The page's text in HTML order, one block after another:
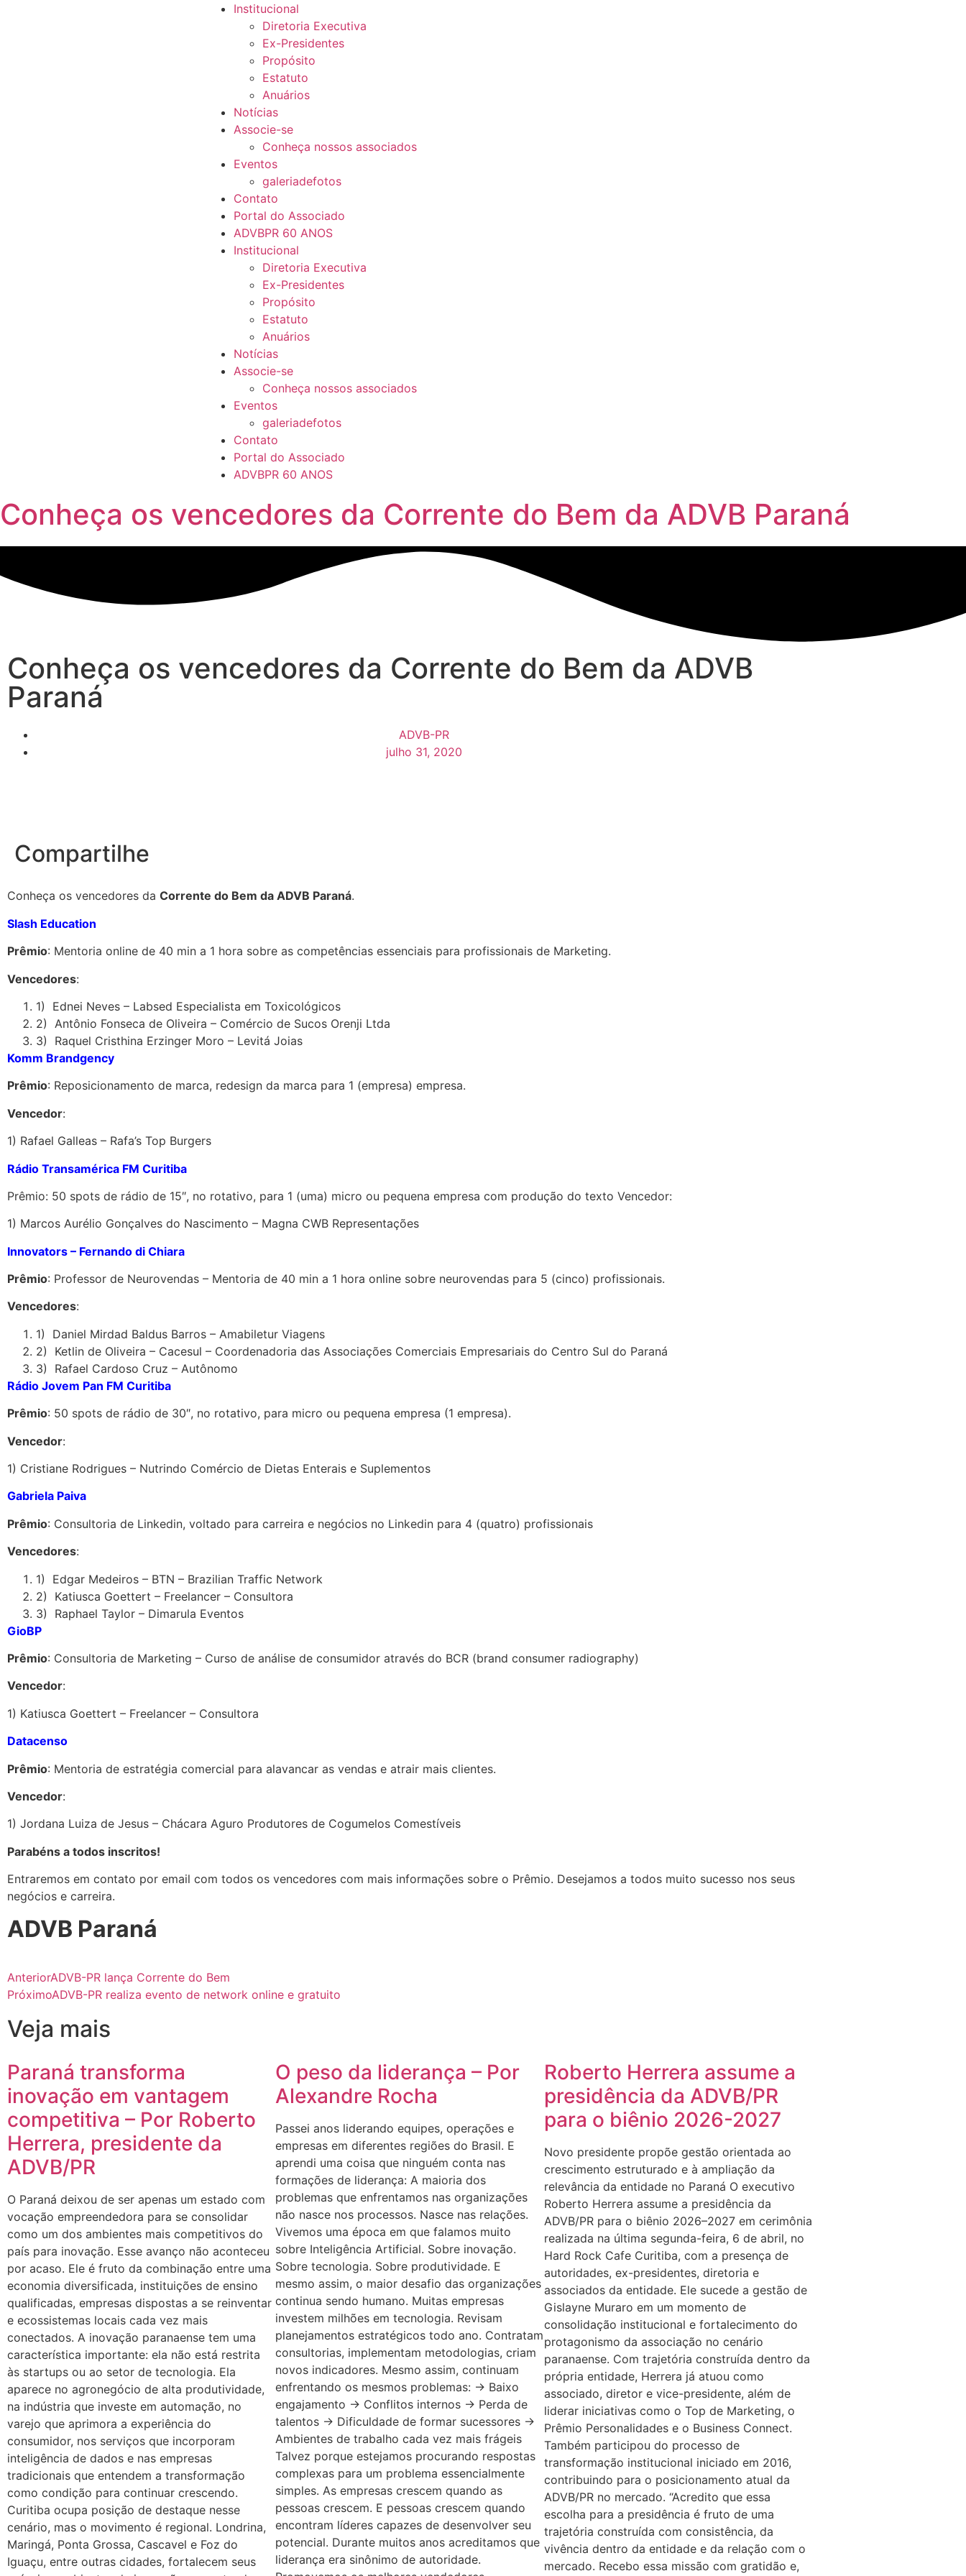
Institucional
Diretoria Executiva
Ex-Presidentes
Propósito
Estatuto
Anuários
Notícias
Associe-se
Conheça nossos associados
Eventos
galeriadefotos
Contato
Portal do Associado
ADVBPR 60 ANOS
Institucional
Diretoria Executiva
Ex-Presidentes
Propósito
Estatuto
Anuários
Notícias
Associe-se
Conheça nossos associados
Eventos
galeriadefotos
Contato
Portal do Associado
ADVBPR 60 ANOS
Conheça os vencedores da Corrente do Bem da ADVB Paraná
Conheça os vencedores da Corrente do Bem da ADVB
Paraná
ADVB-PR
julho 31, 2020
Compartilhe
Conheça os vencedores da Corrente do Bem da ADVB Paraná.
Slash Education
Prêmio: Mentoria online de 40 min a 1 hora sobre as competências essenciais para profissionais de Marketing.
Vencedores:
1) Ednei Neves – Labsed Especialista em Toxicológicos
2) Antônio Fonseca de Oliveira – Comércio de Sucos Orenji Ltda
3) Raquel Cristhina Erzinger Moro – Levitá Joias
Komm Brandgency
Prêmio: Reposicionamento de marca, redesign da marca para 1 (empresa) empresa.
Vencedor:
1) Rafael Galleas – Rafa’s Top Burgers
Rádio Transamérica FM Curitiba
Prêmio: 50 spots de rádio de 15″, no rotativo, para 1 (uma) micro ou pequena empresa com produção do texto Vencedor:
1) Marcos Aurélio Gonçalves do Nascimento – Magna CWB Representações
Innovators – Fernando di Chiara
Prêmio: Professor de Neurovendas – Mentoria de 40 min a 1 hora online sobre neurovendas para 5 (cinco) profissionais.
Vencedores:
1) Daniel Mirdad Baldus Barros – Amabiletur Viagens
2) Ketlin de Oliveira – Cacesul – Coordenadoria das Associações Comerciais Empresariais do Centro Sul do Paraná
3) Rafael Cardoso Cruz – Autônomo
Rádio Jovem Pan FM Curitiba
Prêmio: 50 spots de rádio de 30″, no rotativo, para micro ou pequena empresa (1 empresa).
Vencedor:
1) Cristiane Rodrigues – Nutrindo Comércio de Dietas Enterais e Suplementos
Gabriela Paiva
Prêmio: Consultoria de Linkedin, voltado para carreira e negócios no Linkedin para 4 (quatro) profissionais
Vencedores:
1) Edgar Medeiros – BTN – Brazilian Traffic Network
2) Katiusca Goettert – Freelancer – Consultora
3) Raphael Taylor – Dimarula Eventos
GioBP
Prêmio: Consultoria de Marketing – Curso de análise de consumidor através do BCR (brand consumer radiography)
Vencedor:
1) Katiusca Goettert – Freelancer – Consultora
Datacenso
Prêmio: Mentoria de estratégia comercial para alavancar as vendas e atrair mais clientes.
Vencedor:
1) Jordana Luiza de Jesus – Chácara Aguro Produtores de Cogumelos Comestíveis
Parabéns a todos inscritos!
Entraremos em contato por email com todos os vencedores com mais informações sobre o Prêmio. Desejamos a todos muito sucesso nos seus
negócios e carreira.
ADVB Paraná
AnteriorADVB-PR lança Corrente do Bem
PróximoADVB-PR realiza evento de network online e gratuito
Veja mais
Paraná transforma
inovação em vantagem
competitiva – Por Roberto
Herrera, presidente da
ADVB/PR
O Paraná deixou de ser apenas um estado com
vocação empreendedora para se consolidar
como um dos ambientes mais competitivos do
país para inovação. Esse avanço não aconteceu
por acaso. Ele é fruto da combinação entre uma
economia diversificada, instituições de ensino
qualificadas, empresas dispostas a se reinventar
e ecossistemas locais cada vez mais
conectados. A inovação paranaense tem uma
característica importante: ela não está restrita
às startups ou ao setor de tecnologia. Ela
aparece no agronegócio de alta produtividade,
na indústria que investe em automação, no
varejo que aprimora a experiência do
consumidor, nos serviços que incorporam
inteligência de dados e nas empresas
tradicionais que entendem a transformação
como condição para continuar crescendo.
Curitiba ocupa posição de destaque nesse
cenário, mas o movimento é regional. Londrina,
Maringá, Ponta Grossa, Cascavel e Foz do
Iguaçu, entre outras cidades, fortalecem seus
O peso da liderança – Por
Alexandre Rocha
Passei anos liderando equipes, operações e
empresas em diferentes regiões do Brasil. E
aprendi uma coisa que ninguém conta nas
formações de liderança: A maioria dos
problemas que enfrentamos nas organizações
não nasce nos processos. Nasce nas relações.
Vivemos uma época em que falamos muito
sobre Inteligência Artificial. Sobre inovação.
Sobre tecnologia. Sobre produtividade. E
mesmo assim, o maior desafio das organizações
continua sendo humano. Muitas empresas
investem milhões em tecnologia. Revisam
planejamentos estratégicos todo ano. Contratam
consultorias, implementam metodologias, criam
novos indicadores. Mesmo assim, continuam
enfrentando os mesmos problemas: → Baixo
engajamento → Conflitos internos → Perda de
talentos → Dificuldade de formar sucessores →
Ambientes de trabalho cada vez mais frágeis
Talvez porque estejamos procurando respostas
complexas para um problema essencialmente
simples. As empresas crescem quando as
pessoas crescem. E pessoas crescem quando
encontram líderes capazes de desenvolver seu
potencial. Durante muitos anos acreditamos que
liderança era sinônimo de autoridade.
Roberto Herrera assume a
presidência da ADVB/PR
para o biênio 2026-2027
Novo presidente propõe gestão orientada ao
crescimento estruturado e à ampliação da
relevância da entidade no Paraná O executivo
Roberto Herrera assume a presidência da
ADVB/PR para o biênio 2026–2027 em cerimônia
realizada na última segunda-feira, 6 de abril, no
Hard Rock Cafe Curitiba, com a presença de
autoridades, ex-presidentes, diretoria e
associados da entidade. Ele sucede a gestão de
Gislayne Muraro em um momento de
consolidação institucional e fortalecimento do
protagonismo da associação no cenário
paranaense. Com trajetória construída dentro da
própria entidade, Herrera já atuou como
associado, diretor e vice-presidente, além de
liderar iniciativas como o Top de Marketing, o
Prêmio Personalidades e o Business Connect.
Também participou do processo de
transformação institucional iniciado em 2016,
contribuindo para o posicionamento atual da
ADVB/PR no mercado. “Acredito que essa
escolha para a presidência é fruto de uma
trajetória construída com consistência, da
vivência dentro da entidade e da relação com o
mercado. Recebo essa missão com gratidão e,